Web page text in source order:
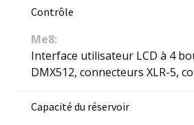
Contrôle
Me8:
Interface utilisateur LCD à 4
DMX512, connecteurs XLR-5,
Capacité du réservoir